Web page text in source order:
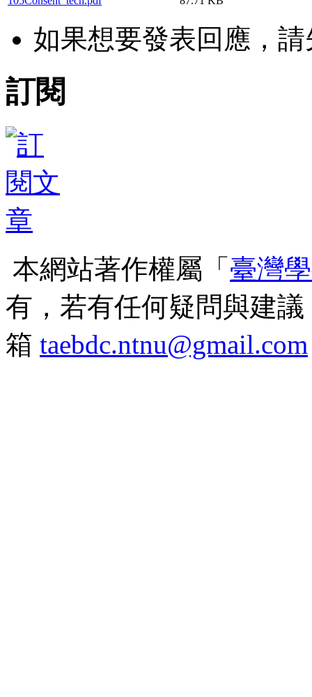
如果想要發表回應，請
訂閱
本網站著作權屬「 臺灣
有，若有任何疑問與建
箱 taebdc.ntnu@gmail.com